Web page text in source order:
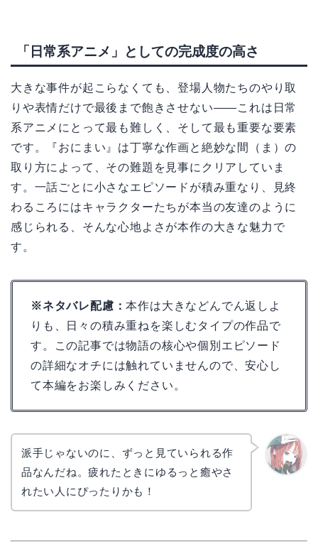
「日常系アニメ」としての完成度の高さ
大きな事件が起こらなくても、登場人物たちのやり取
りや表情だけで最後まで飽きさせない――これは日常
系アニメにとって最も難しく、そして最も重要な要素
です。『おにまい』は丁寧な作画と絶妙な間（ま）の
取り方によって、その難題を見事にクリアしていま
す。一話ごとに小さなエピソードが積み重なり、見終
わるころにはキャラクターたちが本当の友達のように
感じられる、そんな心地よさが本作の大きな魅力で
す。
※ネタバレ配慮：本作は大きなどんでん返しよ
りも、日々の積み重ねを楽しむタイプの作品で
す。この記事では物語の核心や個別エピソード
の詳細なオチには触れていませんので、安心し
て本編をお楽しみください。
派手じゃないのに、ずっと見ていられる作
品なんだね。疲れたときにゆるっと癒やさ
れたい人にぴったりかも！